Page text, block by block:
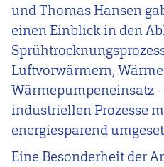
und Thomas Hansen
einen Einblick in den
Luftvorwärmern,
Wärmepumpeneinsatz
industriellen Prozesse
energiesparend
Eine Besonderheit der